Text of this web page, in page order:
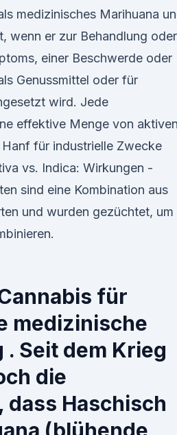
medizinisches Marihuana
wenn er zur Behandlung oder
einer Beschwerde oder
Genussmittel oder für
wird. Jede
effektive Menge von aktiven
für industrielle Zwecke
vs. Indica: Wirkungen -
sind eine Kombination aus
und wurden gezüchtet, um
für
medizinische
Seit dem Krieg
die
Haschisch